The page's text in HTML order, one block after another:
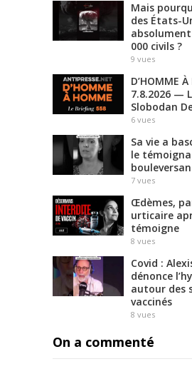
Mais
des États-
000 civils ?
9 vues
D’HOMME
7.8.2026 —
Slobodan
6 vues
Sa vie a
le
7 vues
Œdèmes,
urticaire
témoigne
8 vues
Covid :
dénonce
autour des
vaccinés
8 vues
On a commenté